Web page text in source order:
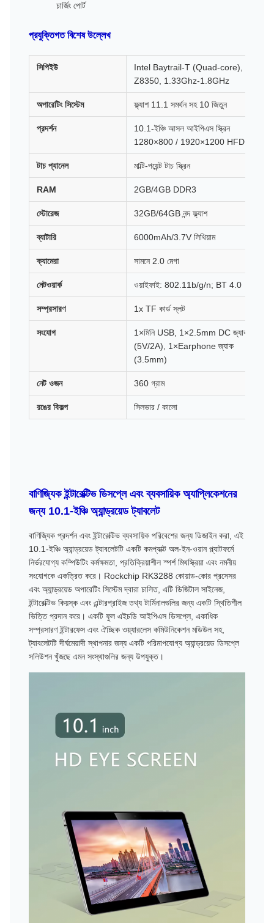
চার্জিং পোর্ট
প্রযুক্তিগত বিশেষ উল্লেখ
সিপিইউ
Intel Baytrail-T (Quad-core),
Z8350, 1.33Ghz-1.8GHz
অপারেটিং সিস্টেম ফ্ল্যাশ 11.1 সমর্থন সহ 10 জিতুন
প্রদর্শন
10.1-ইঞ্চি আসল আইপিএস স্ক্রিন
1280×800 / 1920×1200 HFD
টাচ প্যানেল মাল্টি-পয়েন্ট টাচ স্ক্রিন
RAM 2GB/4GB DDR3
স্টোরেজ 32GB/64GB নন্দ ফ্ল্যাশ
ব্যাটারি 6000mAh/3.7V লিথিয়াম
ক্যামেরা সামনে 2.0 মেগা
নেটওয়ার্ক ওয়াইফাই: 802.11b/g/n; BT 4.0
সম্প্রসারণ 1x TF কার্ড স্লট
সংযোগ
1×মিনি USB, 1×2.5mm DC জ্যাক
(5V/2A), 1×Earphone জ্যাক
(3.5mm)
নেট ওজন 360 গ্রাম
রঙের বিকল্প সিলভার / কালো
বাণিজ্যিক ইন্টারেক্টিভ ডিসপ্লে এবং ব্যবসায়িক অ্যাপ্লিকেশনের
জন্য 10.1-ইঞ্চি অ্যান্ড্রয়েড ট্যাবলেট
বাণিজ্যিক প্রদর্শন এবং ইন্টারেক্টিভ ব্যবসায়িক পরিবেশের জন্য ডিজাইন করা, এই
10.1-ইঞ্চি অ্যান্ড্রয়েড ট্যাবলেটটি একটি কমপ্যাক্ট অল-ইন-ওয়ান প্ল্যাটফর্মে
নির্ভরযোগ্য কম্পিউটিং কর্মক্ষমতা, প্রতিক্রিয়াশীল স্পর্শ মিথস্ক্রিয়া এবং নমনীয়
সংযোগকে একত্রিত করে। Rockchip RK3288 কোয়াড-কোর প্রসেসর
এবং অ্যান্ড্রয়েড অপারেটিং সিস্টেম দ্বারা চালিত, এটি ডিজিটাল সাইনেজ,
ইন্টারেক্টিভ কিয়স্ক এবং এন্টারপ্রাইজ তথ্য টার্মিনালগুলির জন্য একটি স্থিতিশীল
ভিত্তি প্রদান করে। একটি ফুল এইচডি আইপিএস ডিসপ্লে, একাধিক
সম্প্রসারণ ইন্টারফেস এবং ঐচ্ছিক ওয়্যারলেস কমিউনিকেশন মডিউল সহ,
ট্যাবলেটটি দীর্ঘমেয়াদী স্থাপনার জন্য একটি পরিমাপযোগ্য অ্যান্ড্রয়েড ডিসপ্লে
সলিউশন খুঁজছে এমন সংস্থাগুলির জন্য উপযুক্ত।